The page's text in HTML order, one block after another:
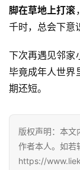
脚在草地上打滚
千时，总会下意
下次再遇见邻家
毕竟成年人世界
期还短。
版权声明：本文
作者本人。如若
https://